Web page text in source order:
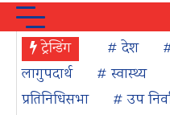
ट्रेन्डिंग # देश
लागुपदार्थ
# स्वास्थ्य
प्रतिनिधिसभा
# उप